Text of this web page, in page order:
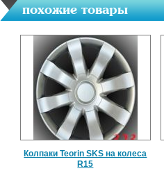
похожие товары
Колпаки Teorin SKS на колеса
R15